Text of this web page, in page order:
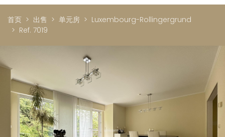
首页 出售 单元房
Luxembourg-Rollingergrund
Ref. 7019